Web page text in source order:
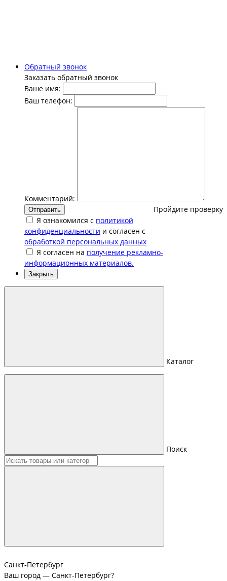
Обратный звонок
Заказать обратный звонок
Ваше имя:
Ваш телефон:
Комментарий:
Пройдите проверку
Отправить
Я ознакомился с политикой
конфиденциальности и согласен с
обработкой персональных данных
Я согласен на получение рекламно-
информационных материалов.
Закрыть
Каталог
Поиск
Санкт-Петербург
Ваш город — Санкт-Петербург?